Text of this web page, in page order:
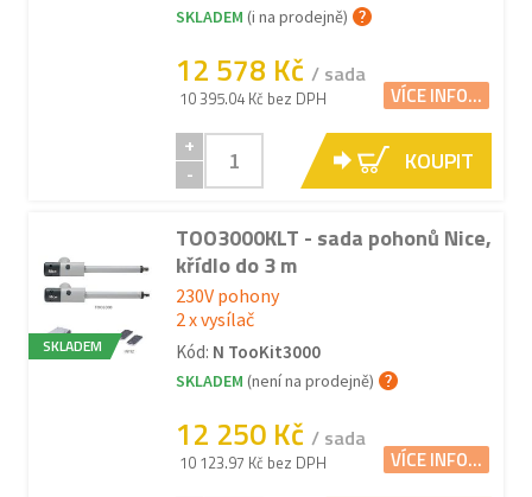
SKLADEM (i na prodejně)
12 578 Kč / sada
10 395.04 Kč bez DPH VÍCE INFO...
+
-
KOUPIT
SKLADEM
TOO3000KLT - sada pohonů Nice,
křídlo do 3 m
230V pohony
2 x vysílač
Kód: N TooKit3000
SKLADEM (není na prodejně)
12 250 Kč / sada
10 123.97 Kč bez DPH VÍCE INFO...